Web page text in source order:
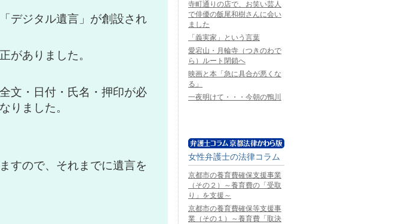
デジタル遺言」が創設され
がありました。
文・日付・氏名・押印が必
りました。
すので、それまでに遺言を
寺町通りの店で、お笑い芸人
で俳優の飯尾和樹さんに会い
ました
「義実家」という言葉
愛宕山・月輪寺（つきのわで
ら）ルート閉鎖へ
映画と本「急に具合が悪くな
る」
一夜明けて・・・今朝の鴨川
女性弁護士の法律コラム
京都市の養育費確保支援事業
（その２）～養育費の「受取
り」を支援～
京都市の養育費確保等支援事
業（その１）～養育費「取決